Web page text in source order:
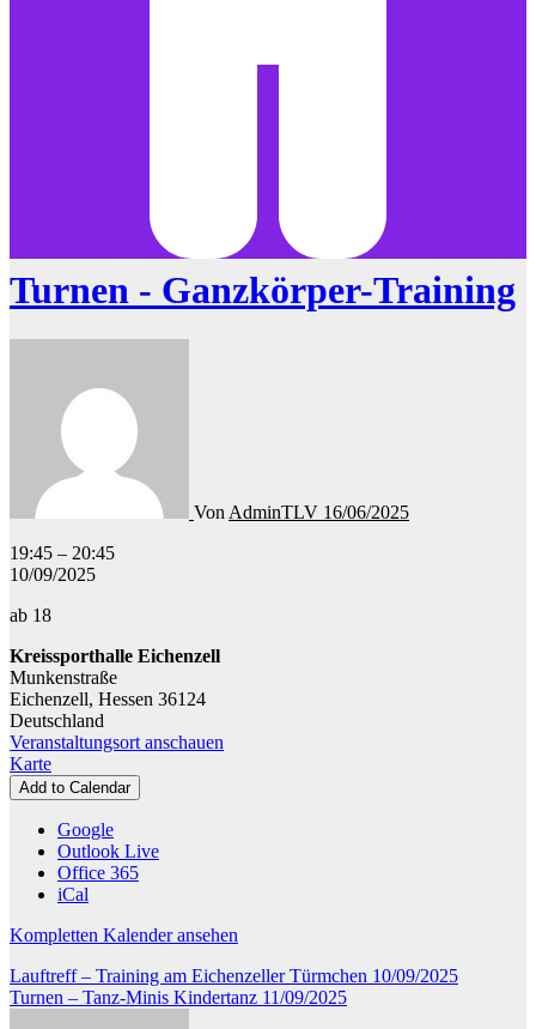
Turnen - Ganzkörper-Training
Von AdminTLV 16/06/2025
Turnen
-
Training
19:45 – 20:45
10/09/2025
ab 18
Kreissporthalle Eichenzell
Munkenstraße
Eichenzell, Hessen 36124
Deutschland
Veranstaltungsort anschauen
KarteKreissporthalle
Eichenzell
Add to Calendar
Google
Outlook Live
Office 365
iCal
Kompletten Kalender ansehen
Beitragsnavigation
Lauftreff – Training am Eichenzeller Türmchen 10/09/2025
Turnen – Tanz-Minis Kindertanz 11/09/2025